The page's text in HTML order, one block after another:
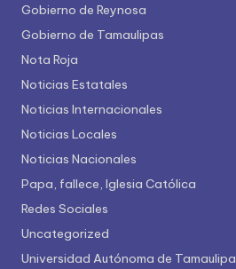
Gobierno de Reynosa
Gobierno de Tamaulipas
Nota Roja
Noticias Estatales
Noticias Internacionales
Noticias Locales
Noticias Nacionales
Papa, fallece, Iglesia Católica
Redes Sociales
Uncategorized
Universidad Autónoma de